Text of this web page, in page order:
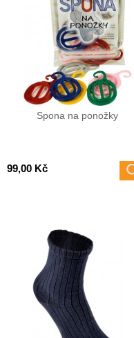
Spona na ponožky
99,00 Kč